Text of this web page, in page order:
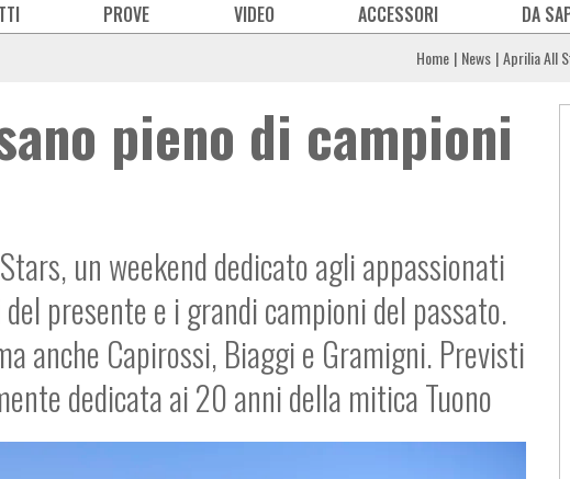
PROVE VIDEO ACCESSORI DA
Home News Aprilia All
pieno di campioni
un weekend dedicato agli appassionati
presente e i grandi campioni del passato.
anche Capirossi, Biaggi e Gramigni. Previsti
dedicata ai 20 anni della mitica Tuono